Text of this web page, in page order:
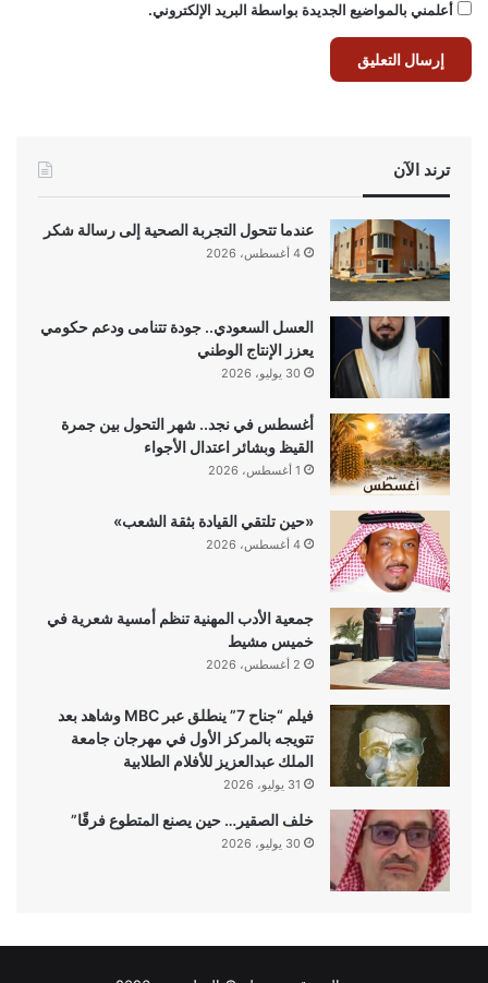
أعلمني بالمواضيع الجديدة بواسطة البريد الإلكتروني.
ترند الآن
عندما تتحول التجربة الصحية إلى رسالة شكر
4 أغسطس، 2026
العسل السعودي.. جودة تتنامى ودعم حكومي
يعزز الإنتاج الوطني
30 يوليو، 2026
أغسطس في نجد.. شهر التحول بين جمرة
القيظ وبشائر اعتدال الأجواء
1 أغسطس، 2026
«حين تلتقي القيادة بثقة الشعب»
4 أغسطس، 2026
جمعية الأدب المهنية تنظم أمسية شعرية في
خميس مشيط
2 أغسطس، 2026
فيلم “جناح 7” ينطلق عبر MBC وشاهد بعد
تتويجه بالمركز الأول في مهرجان جامعة
الملك عبدالعزيز للأفلام الطلابية
31 يوليو، 2026
خلف الصقير… حين يصنع المتطوع فرقًا”
30 يوليو، 2026